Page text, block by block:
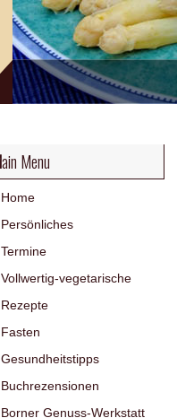
Main Menu
Home
Persönliches
Termine
Vollwertig-vegetarische
Rezepte
Fasten
Gesundheitstipps
Buchrezensionen
Borner Genuss-Werkstatt